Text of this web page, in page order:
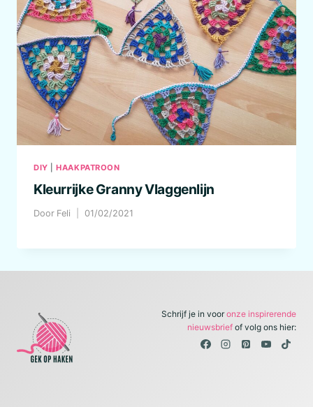
DIY |HAAKPATROON
Kleurrijke Granny Vlaggenlijn
Door Feli 01/02/2021
Schrijf je in vooronze inspirerende
nieuwsbriefof volg ons hier: